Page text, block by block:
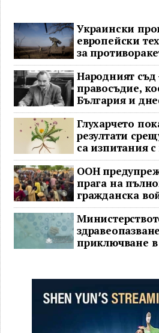
Украински
европейски
за
Народният съд
правосъдие,
България и
Глухарчето
резултати
са изпитания с
ООН
прага на
гражданска
приключване